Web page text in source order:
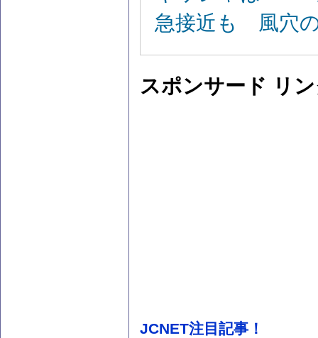
急接近も 風穴
スポンサード リ
JCNET注目記事！